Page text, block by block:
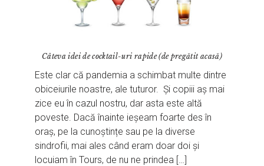
Câteva idei de cocktail-uri rapide (de pregătit acasă)
Este clar că pandemia a schimbat multe dintre
obiceiurile noastre, ale tuturor. Și copiii aș mai
zice eu în cazul nostru, dar asta este altă
poveste. Dacă înainte ieșeam foarte des în
oraș, pe la cunoștințe sau pe la diverse
sindrofii, mai ales când eram doar doi și
locuiam în Tours, de nu ne prindea […]